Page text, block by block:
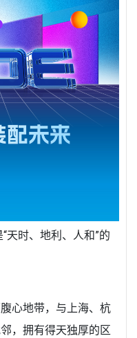
天时、地利、人和”的
心地带，与上海、杭
，拥有得天独厚的区